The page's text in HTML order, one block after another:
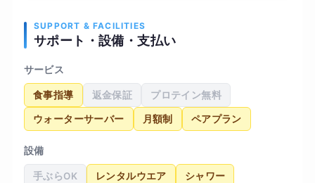
SUPPORT & FACILITIES
サポート・設備・支払い
サービス
食事指導 返金保証 プロテイン無料
ウォーターサーバー 月額制 ペアプラン
設備
手ぶらOK レンタルウエア シャワー